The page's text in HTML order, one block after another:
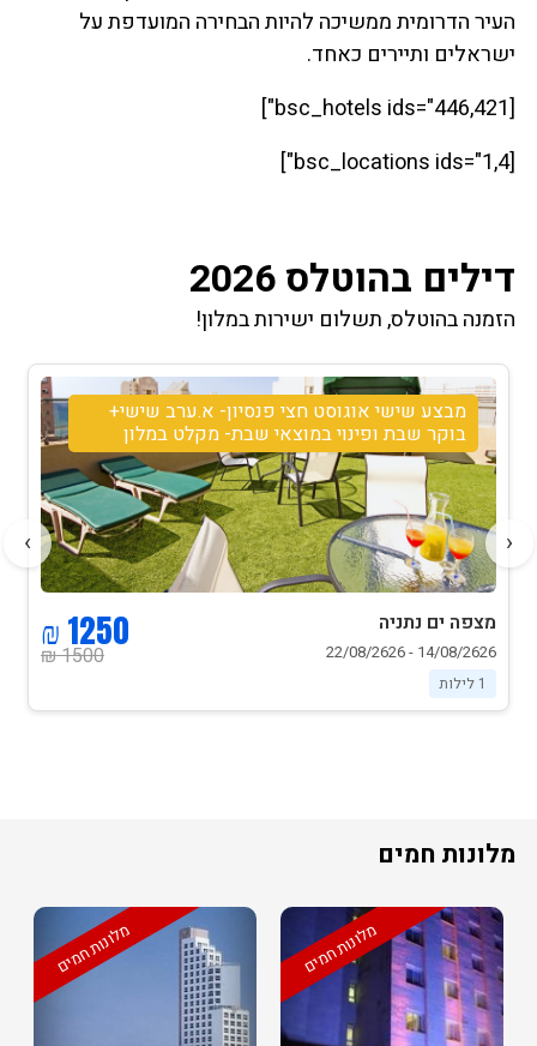
העיר הדרומית ממשיכה להיות הבחירה המועדפת על
ישראלים ותיירים כאחד.
[bsc_hotels ids="446,421"]
[bsc_locations ids="1,4"]
דילים בהוטלס 2026
הזמנה בהוטלס, תשלום ישירות במלון!
מבצע שישי אוגוסט חצי פנסיון- א.ערב שישי+
בוקר שבת ופינוי במוצאי שבת- מקלט במלון
מצפה ים נתניה
14/08/2626 - 22/08/2626
1 לילות
1500 ₪
1250 ₪
‹
›
מלונות חמים
מלונות חמים מלונות חמים